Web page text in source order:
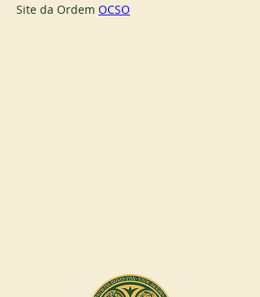
Site da Ordem OCSO